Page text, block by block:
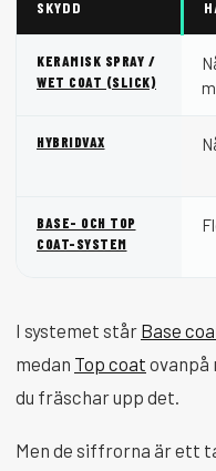
SKYDD
KERAMISK SPRAY /
WET COAT (SLICK)
HYBRIDVAX
BASE- OCH TOP
COAT-SYSTEM
I systemet står Base
medan Top coat ovanpå
du fräschar upp det.
Men de siffrorna är ett